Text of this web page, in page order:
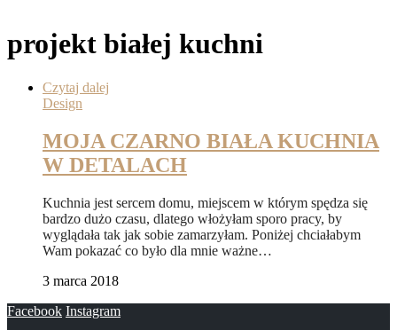
projekt białej kuchni
Czytaj dalej
Design
MOJA CZARNO BIAŁA KUCHNIA
W DETALACH
Kuchnia jest sercem domu, miejscem w którym spędza się
bardzo dużo czasu, dlatego włożyłam sporo pracy, by
wyglądała tak jak sobie zamarzyłam. Poniżej chciałabym
Wam pokazać co było dla mnie ważne…
3 marca 2018
Facebook Instagram